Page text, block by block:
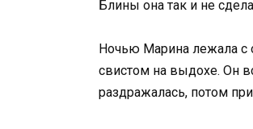
Блины она так и не
Ночью Марина лежала с
свистом на выдохе. Он
раздражалась, потом